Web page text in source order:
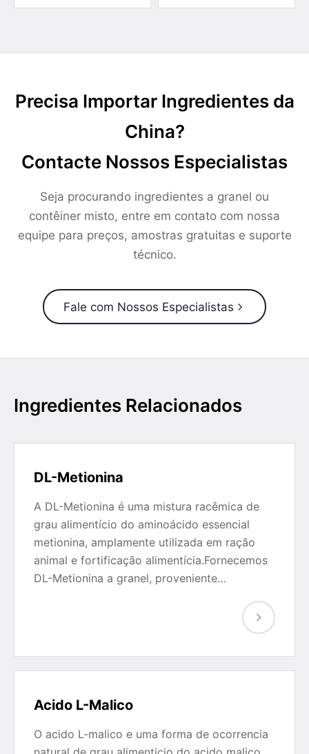
Precisa Importar Ingredientes da
China?
Contacte Nossos Especialistas
Seja procurando ingredientes a granel ou
contêiner misto, entre em contato com nossa
equipe para preços, amostras gratuitas e suporte
técnico.
Fale com Nossos Especialistas
Ingredientes Relacionados
DL-Metionina
A DL-Metionina é uma mistura racêmica de
grau alimentício do aminoácido essencial
metionina, amplamente utilizada em ração
animal e fortificação alimentícia.Fornecemos
DL-Metionina a granel, proveniente…
Acido L-Malico
O acido L-malico e uma forma de ocorrencia